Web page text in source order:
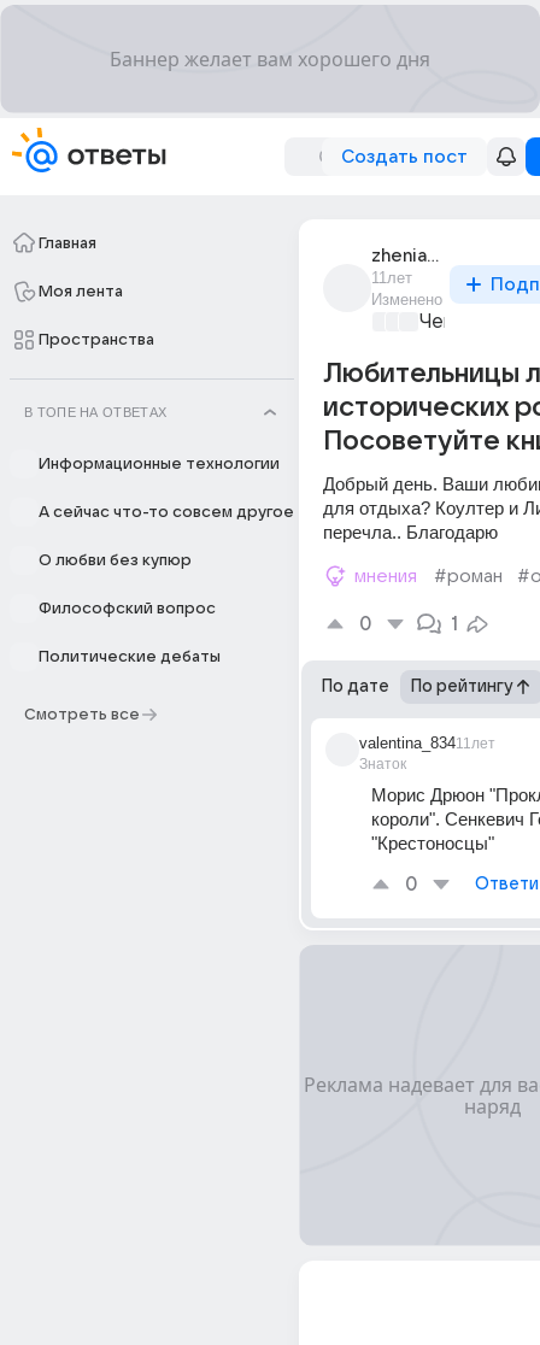
Создать пост
Главная
Моя лента
Пространства
В ТОПЕ НА ОТВЕТАХ
Информационные технологии
А сейчас что-то совсем другое
О любви без купюр
Философский вопрос
Политические дебаты
Смотреть все
zhenia_5695
11лет
Изменено
Чем
Любительницы
исторических
Посоветуйте
Добрый день. Ваши
для отдыха? Коултер и
перечла.. Благодарю
мнения #роман
0 1
По дате По рейтингу
valentina_834
Знаток
11лет
Морис Дрюон
короли". Сенкевич
"Крестоносцы"
0